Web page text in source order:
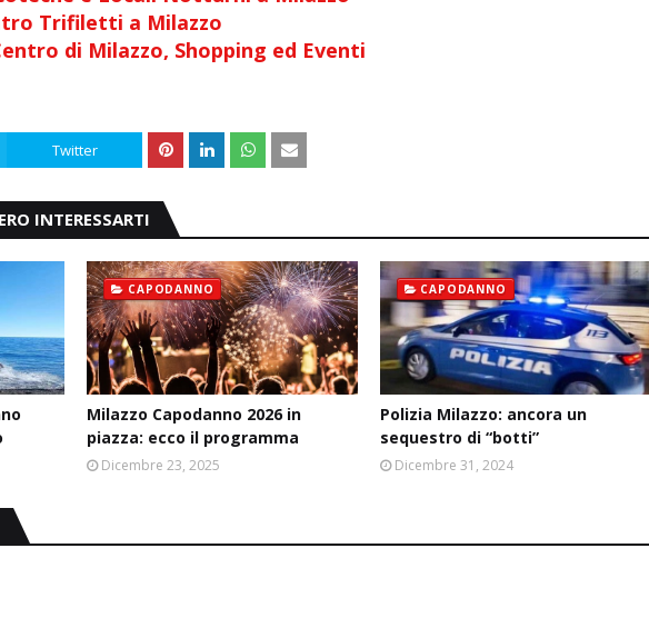
Trifiletti a Milazzo
di Milazzo, Shopping ed Eventi
Twitter
INTERESSARTI
CAPODANNO
Milazzo Capodanno 2026 in
piazza: ecco il programma
Dicembre 23, 2025
CAPODANNO
Polizia Milazzo: ancora un
sequestro di “botti”
Dicembre 31, 2024